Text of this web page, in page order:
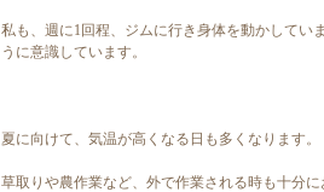
私も、週に1回程、ジムに行き身体を動かしてい
うに意識しています。
夏に向けて、気温が高くなる日も多くなります。
草取りや農作業など、外で作業される時も十分に